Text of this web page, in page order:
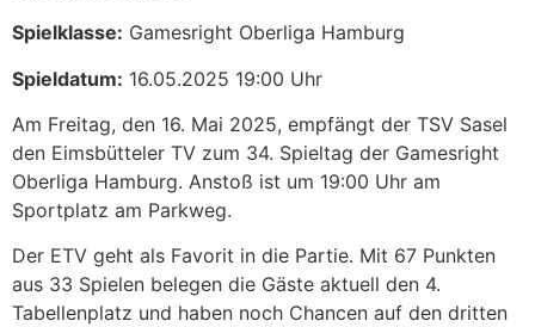
Spielklasse: Gamesright Oberliga Hamburg
Spieldatum: 16.05.2025 19:00 Uhr
Am Freitag, den 16. Mai 2025, empfängt der TSV Sasel
den Eimsbütteler TV zum 34. Spieltag der Gamesright
Oberliga Hamburg. Anstoß ist um 19:00 Uhr am
Sportplatz am Parkweg.
Der ETV geht als Favorit in die Partie. Mit 67 Punkten
aus 33 Spielen belegen die Gäste aktuell den 4.
Tabellenplatz und haben noch Chancen auf den dritten